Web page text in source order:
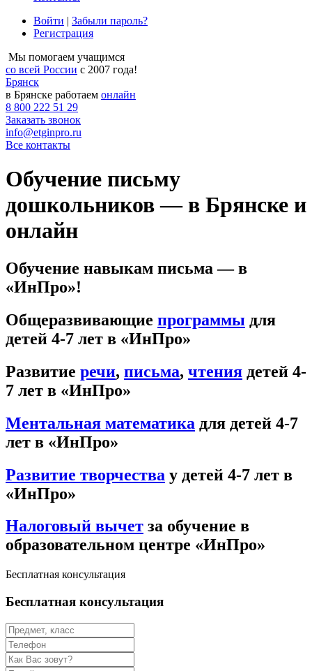
Войти | Забыли пароль?
Регистрация
Мы помогаем учащимся
со всей России с 2007 года!
Брянск
в Брянске работаем онлайн
8 800 222 51 29
Заказать звонок
info@etginpro.ru
Все контакты
Обучение письму
дошкольников — в Брянске и
онлайн
Обучение навыкам письма — в
«ИнПро»!
Общеразвивающие программы для
детей 4-7 лет в «ИнПро»
Развитие речи, письма, чтения детей 4-
7 лет в «ИнПро»
Ментальная математика для детей 4-7
лет в «ИнПро»
Развитие творчества у детей 4-7 лет в
«ИнПро»
Налоговый вычет за обучение в
образовательном центре «ИнПро»
Бесплатная консультация
Бесплатная консультация